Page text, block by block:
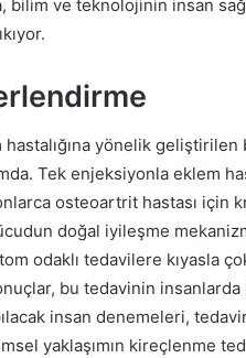
bilim ve teknolojinin insan
yönelik
Tek enjeksiyonla eklem
osteoartrit hastası için
doğal iyileşme
odaklı tedavilere kıyasla
bu tedavinin insanlarda
insan denemeleri,
yaklaşımın kireçlenme